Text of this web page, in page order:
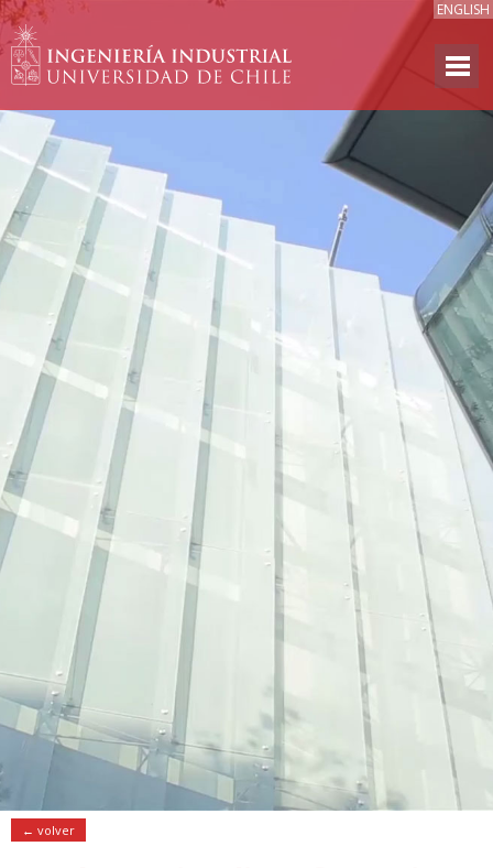
ENGLISH
← volver